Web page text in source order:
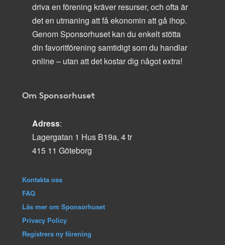
driva en förening kräver resurser, och ofta är
det en utmaning att få ekonomin att gå ihop.
Genom Sponsorhuset kan du enkelt stötta
din favoritförening samtidigt som du handlar
online – utan att det kostar dig något extra!
Om Sponsorhuset
Adress:
Lagergatan 1 Hus B19a, 4 tr
415 11 Göteborg
Kontakta oss
FAQ
Läs mer om Sponsorhuset
Privacy Policy
Registrera ny förening